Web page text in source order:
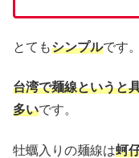
とてもシンプルです。
台湾で麺線というと
多いです。
牡蠣入りの麺線は蚵